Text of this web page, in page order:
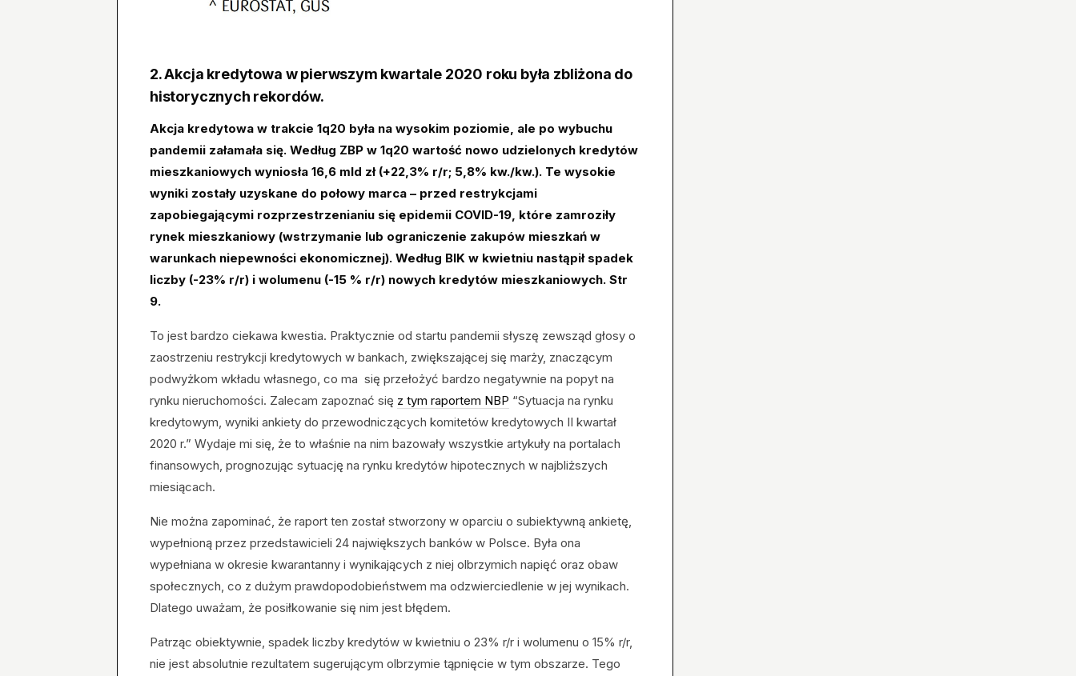
2. Akcja kredytowa w pierwszym kwartale 2020 roku była zbliżona do
historycznych rekordów.
Akcja kredytowa w trakcie 1q20 była na wysokim poziomie, ale po wybuchu
pandemii załamała się. Według ZBP w 1q20 wartość nowo udzielonych kredytów
mieszkaniowych wyniosła 16,6 mld zł (+22,3% r/r; 5,8% kw./kw.). Te wysokie
wyniki zostały uzyskane do połowy marca – przed restrykcjami
zapobiegającymi rozprzestrzenianiu się epidemii COVID-19, które zamroziły
rynek mieszkaniowy (wstrzymanie lub ograniczenie zakupów mieszkań w
warunkach niepewności ekonomicznej). Według BIK w kwietniu nastąpił spadek
liczby (-23% r/r) i wolumenu (-15 % r/r) nowych kredytów mieszkaniowych. Str
9.
To jest bardzo ciekawa kwestia. Praktycznie od startu pandemii słyszę zewsząd głosy o
zaostrzeniu restrykcji kredytowych w bankach, zwiększającej się marży, znaczącym
podwyżkom wkładu własnego, co ma się przełożyć bardzo negatywnie na popyt na
rynku nieruchomości. Zalecam zapoznać się z tym raportem NBP “Sytuacja na rynku
kredytowym, wyniki ankiety do przewodniczących komitetów kredytowych II kwartał
2020 r.” Wydaje mi się, że to właśnie na nim bazowały wszystkie artykuły na portalach
finansowych, prognozując sytuację na rynku kredytów hipotecznych w najbliższych
miesiącach.
Nie można zapominać, że raport ten został stworzony w oparciu o subiektywną ankietę,
wypełnioną przez przedstawicieli 24 największych banków w Polsce. Była ona
wypełniana w okresie kwarantanny i wynikających z niej olbrzymich napięć oraz obaw
społecznych, co z dużym prawdopodobieństwem ma odzwierciedlenie w jej wynikach.
Dlatego uważam, że posiłkowanie się nim jest błędem.
Patrząc obiektywnie, spadek liczby kredytów w kwietniu o 23% r/r i wolumenu o 15% r/r,
nie jest absolutnie rezultatem sugerującym olbrzymie tąpnięcie w tym obszarze. Tego